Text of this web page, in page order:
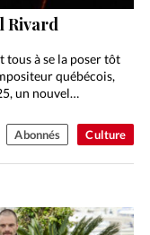
Culture
Rivard
tous à se la poser tôt
québécois,
un nouvel…
Abonnés